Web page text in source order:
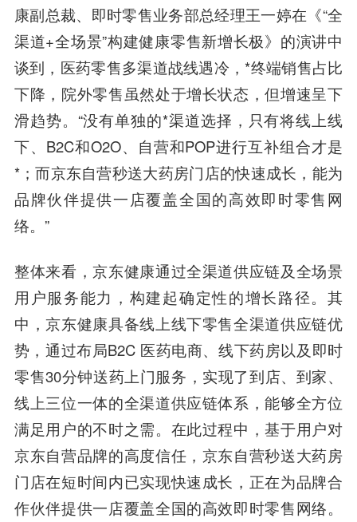
康副总裁、即时零售业务部总经理王一婷在《“全
渠道+全场景”构建健康零售新增长极》的演讲中
谈到，医药零售多渠道战线遇冷，*终端销售占比
下降，院外零售虽然处于增长状态，但增速呈下
滑趋势。“没有单独的*渠道选择，只有将线上线
下、B2C和O2O、自营和POP进行互补组合才是
*；而京东自营秒送大药房门店的快速成长，能为
品牌伙伴提供一店覆盖全国的高效即时零售网
络。”
整体来看，京东健康通过全渠道供应链及全场景
用户服务能力，构建起确定性的增长路径。其
中，京东健康具备线上线下零售全渠道供应链优
势，通过布局B2C 医药电商、线下药房以及即时
零售30分钟送药上门服务，实现了到店、到家、
线上三位一体的全渠道供应链体系，能够全方位
满足用户的不时之需。在此过程中，基于用户对
京东自营品牌的高度信任，京东自营秒送大药房
门店在短时间内已实现快速成长，正在为品牌合
作伙伴提供一店覆盖全国的高效即时零售网络。